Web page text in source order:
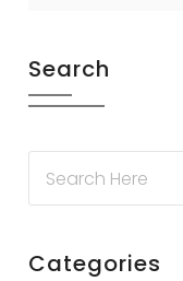
Search
Categories